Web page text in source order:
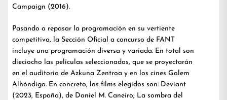
Campaign (2016).
Pasando a repasar la programación en su vertiente
competitiva, la Sección Oficial a concurso de FANT
incluye una programación diversa y variada. En total son
dieciocho las películas seleccionadas, que se proyectarán
en el auditorio de Azkuna Zentroa y en los cines Golem
Alhóndiga. En concreto, los films elegidos son: Deviant
(2023, España), de Daniel M. Caneiro; La sombra del